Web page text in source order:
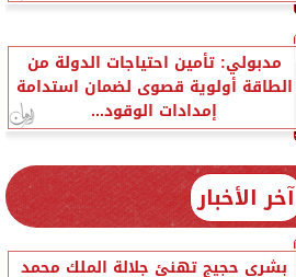
مدبولي: تأمين احتياجات الدولة من
الطاقة أولوية قصوى لضمان استدامة
إمدادات الوقود...
آخر الأخبار
بشرى حجيج تهنئ جلالة الملك محمد